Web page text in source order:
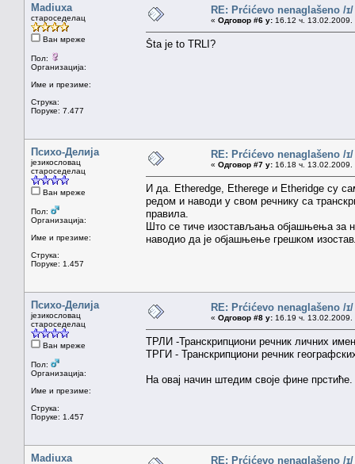
Madiuxa
староседелац
Ван мреже
Пол:
Организација:
Име и презиме:
Струка:
Поруке: 7.477
RE: Prćićevo nenaglašeno /ɪ/
« Одговор #6 у: 16.12 ч. 13.02.2009.
Šta je to TRLI?
Психо-Делија
језикословац
староседелац
Ван мреже
Пол:
Организација:
Име и презиме:
Струка:
Поруке: 1.457
RE: Prćićevo nenaglašeno /ɪ/
« Одговор #7 у: 16.18 ч. 13.02.2009.
И да. Etheredge, Etherege и Etheridge су
редом и наводи у свом речнику са
правила.
Што се тиче изостављања објашњења за
наводио да је објашњење грешком
Психо-Делија
језикословац
староседелац
Ван мреже
Пол:
Организација:
Име и презиме:
Струка:
Поруке: 1.457
RE: Prćićevo nenaglašeno /ɪ/
« Одговор #8 у: 16.19 ч. 13.02.2009.
ТРЛИ -Транскрипциони речник личних
ТРГИ - Транскрипциони речник
На овај начин штедим своје фине прстиће.
Madiuxa RE: Prćićevo nenaglašeno /ɪ/